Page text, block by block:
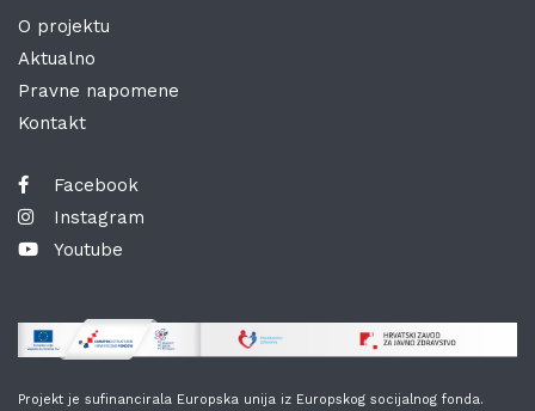
O projektu
Aktualno
Pravne napomene
Kontakt
Facebook
Instagram
Youtube
Projekt je sufinancirala Europska unija iz Europskog socijalnog fonda.